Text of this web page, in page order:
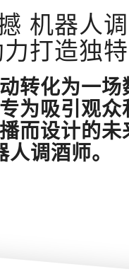
机器人
打造独
转化为一场
为吸引观众
而设计的未
人调酒师。